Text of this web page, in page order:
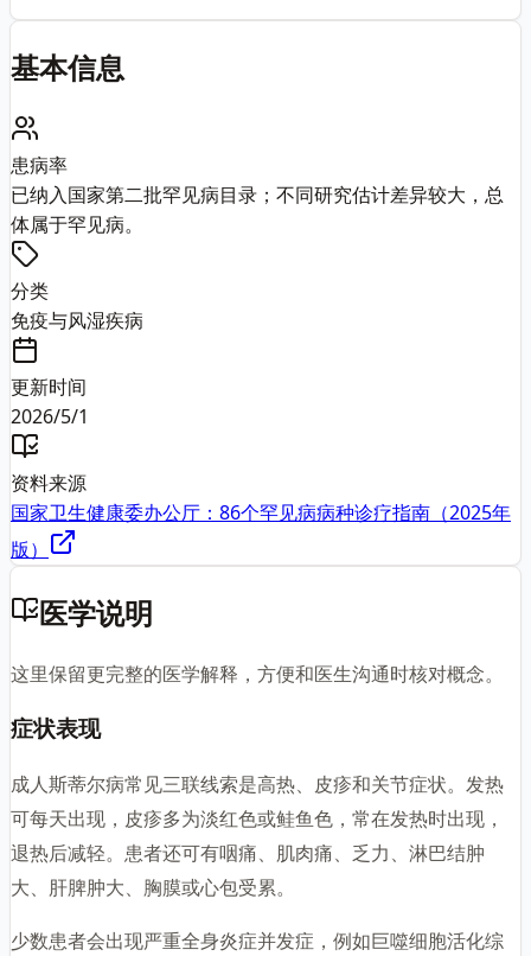
基本信息
患病率
已纳入国家第二批罕见病目录；不同研究估计差异较大，总
体属于罕见病。
分类
免疫与风湿疾病
更新时间
2026/5/1
资料来源
国家卫生健康委办公厅：86个罕见病病种诊疗指南（2025年
版）
医学说明
这里保留更完整的医学解释，方便和医生沟通时核对概念。
症状表现
成人斯蒂尔病常见三联线索是高热、皮疹和关节症状。发热
可每天出现，皮疹多为淡红色或鲑鱼色，常在发热时出现，
退热后减轻。患者还可有咽痛、肌肉痛、乏力、淋巴结肿
大、肝脾肿大、胸膜或心包受累。
少数患者会出现严重全身炎症并发症，例如巨噬细胞活化综